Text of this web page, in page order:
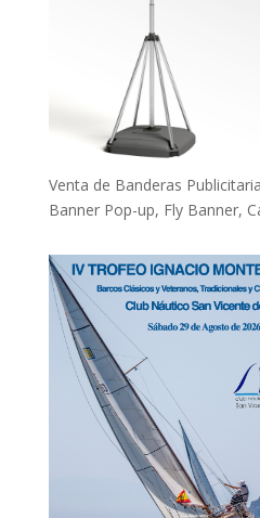
Venta de Banderas
Banner Pop-up, Fly Banner,